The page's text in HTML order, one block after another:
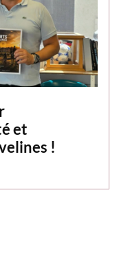
et
!